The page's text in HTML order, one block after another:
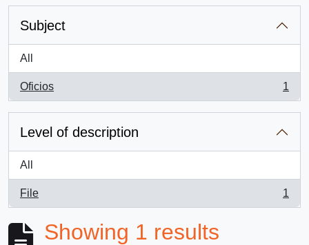
Subject
All
Oficios
, 1 results
1
Level of description
All
File
, 1 results
1
Showing 1 results